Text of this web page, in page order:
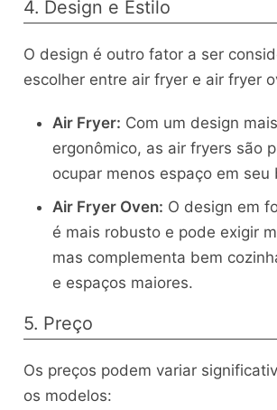
4. Design e Estilo
O design é outro fator a ser
escolher entre air fryer e air fryer
Air Fryer: Com um design
ergonômico, as air fryers são
ocupar menos espaço em seu
Air Fryer Oven: O design em
é mais robusto e pode exigir
mas complementa bem
e espaços maiores.
5. Preço
Os preços podem variar
os modelos: